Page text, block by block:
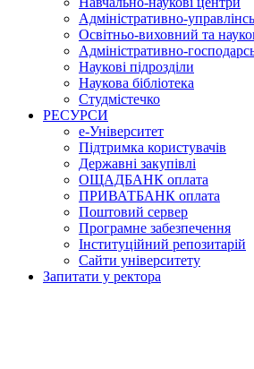
Адміністративно-
Освітньо-виховний та
Адміністративно-
Наукові підрозділи
Наукова бібліотека
Студмістечко
РЕСУРСИ
е-Університет
Підтримка користувачів
Державні закупівлі
ОЩАДБАНК оплата
ПРИВАТБАНК оплата
Поштовий сервер
Програмне забезпечення
Інституційний репозитарій
Сайти університету
Запитати у ректора